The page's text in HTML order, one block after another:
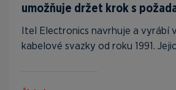
umožňuje držet krok s
Itel Electronics navrhuje a vyrábí
kabelové svazky od roku 1991.